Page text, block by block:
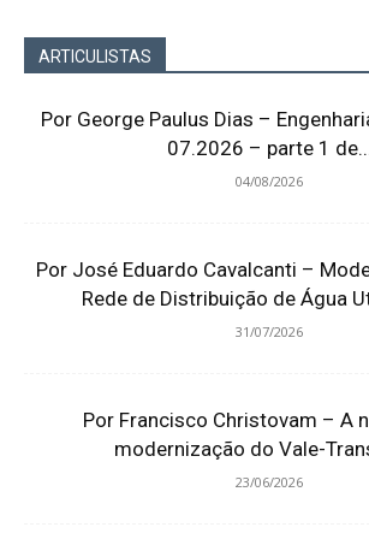
ARTICULISTAS
Por George Paulus Dias –
07.2026 – parte 1 de...
04/08/2026
Por José Eduardo Cavalcanti –
Rede de Distribuição de Água
31/07/2026
Por Francisco Christovam – A
modernização do Vale-
23/06/2026